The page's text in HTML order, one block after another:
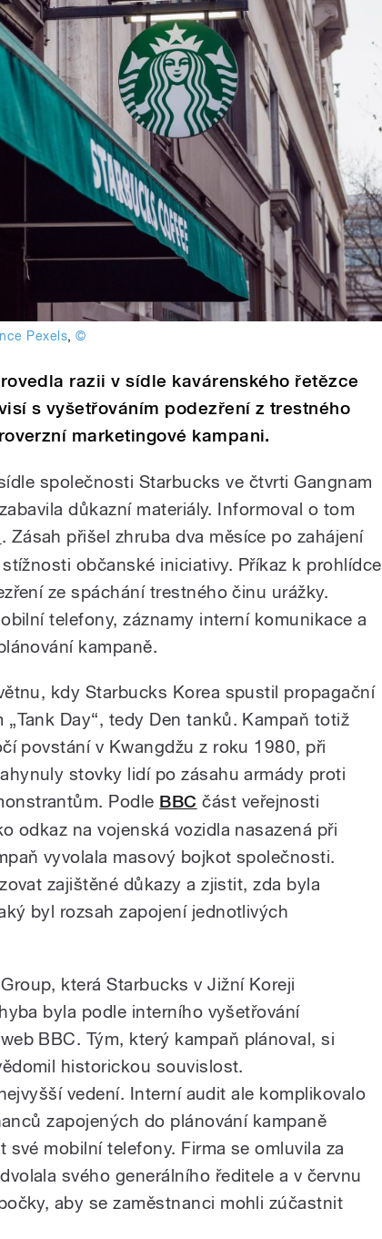
Pexels, ©
razii v sídle kavárenského řetězce
s vyšetřováním podezření z trestného
marketingové kampani.
společnosti Starbucks ve čtvrti Gangnam
důkazní materiály. Informoval o tom
. Zásah přišel zhruba dva měsíce po zahájení
občanské iniciativy. Příkaz k prohlídce
ze spáchání trestného činu urážky.
telefony, záznamy interní komunikace a
kampaně.
kdy Starbucks Korea spustil propagační
Day“, tedy Den tanků. Kampaň totiž
povstání v Kwangdžu z roku 1980, při
stovky lidí po zásahu armády proti
Podle BBC část veřejnosti
odkaz na vojenská vozidla nasazená při
vyvolala masový bojkot společnosti.
zajištěné důkazy a zjistit, zda byla
byl rozsah zapojení jednotlivých
která Starbucks v Jižní Koreji
byla podle interního vyšetřování
BBC. Tým, který kampaň plánoval, si
historickou souvislost.
vedení. Interní audit ale komplikovalo
zapojených do plánování kampaně
své mobilní telefony. Firma se omluvila za
svého generálního ředitele a v červnu
aby se zaměstnanci mohli zúčastnit